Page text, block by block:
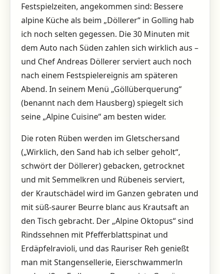
Festspielzeiten, angekommen sind: Bessere
alpine Küche als beim „Döllerer“ in Golling hab
ich noch selten gegessen. Die 30 Minuten mit
dem Auto nach Süden zahlen sich wirklich aus –
und Chef Andreas Döllerer serviert auch noch
nach einem Festspielereignis am späteren
Abend. In seinem Menü „Göllüberquerung“
(benannt nach dem Hausberg) spiegelt sich
seine „Alpine Cuisine“ am besten wider.
Die roten Rüben werden im Gletschersand
(„Wirklich, den Sand hab ich selber geholt“,
schwört der Döllerer) gebacken, getrocknet
und mit Semmelkren und Rübeneis serviert,
der Krautschädel wird im Ganzen gebraten und
mit süß-saurer Beurre blanc aus Krautsaft an
den Tisch gebracht. Der „Alpine Oktopus“ sind
Rindssehnen mit Pfefferblattspinat und
Erdäpfelravioli, und das Rauriser Reh genießt
man mit Stangensellerie, Eierschwammerln